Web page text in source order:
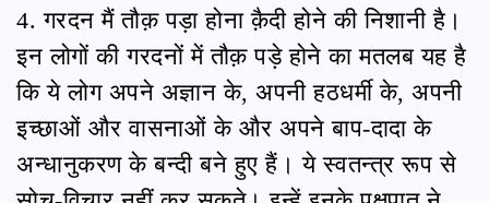
4. गरदन मैं तौक़ पड़ा होना क़ैदी होने की निशानी है।
इन लोगों की गरदनों में तौक़ पड़े होने का मतलब यह है
कि ये लोग अपने अज्ञान के, अपनी हठधर्मी के, अपनी
इच्छाओं और वासनाओं के और अपने बाप-दादा के
अन्धानुकरण के बन्दी बने हुए हैं। ये स्वतन्त्र रूप से